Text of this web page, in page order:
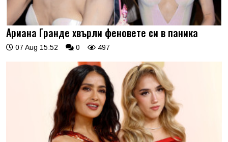
Ариана Гранде хвърли феновете си в паника
07 Aug 15:52 0 497